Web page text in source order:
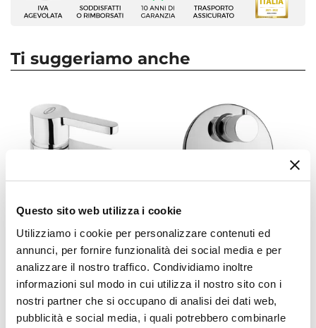
Questo sito web utilizza i cookie
Utilizziamo i cookie per personalizzare contenuti ed
annunci, per fornire funzionalità dei social media e per
analizzare il nostro traffico. Condividiamo inoltre
informazioni sul modo in cui utilizza il nostro sito con i
nostri partner che si occupano di analisi dei dati web,
pubblicità e social media, i quali potrebbero combinarle
Lavabo - Bidet - Vasca
Marca
Serie
Flag
Colore
Finitura
Ottone
Installazione
Vasca
Lavabo |
Bidet
Caratteristiche Miscelatore Lavabo
Tipologia
Ti suggeriamo anche
CODICE:FLAG2
Miscelatore bidet Jacuzzi -
Rubinetteria Flag per piletta
di scarico in ottone
cromato
CODICE:FLAG6
Flag miscelatore a incasso
per doccia con deviatore
arredo bagno Jacuzzi -
Rubinetteria